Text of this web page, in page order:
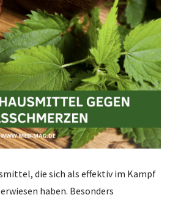
die sich als effektiv im Kampf
haben. Besonders